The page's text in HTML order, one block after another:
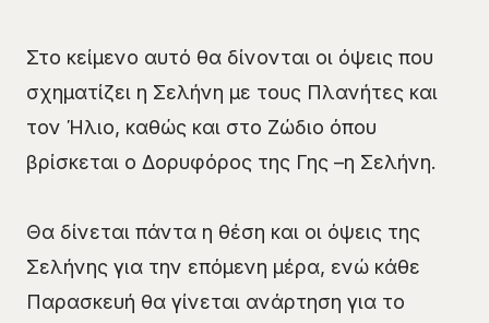
Στο κείμενο αυτό θα δίνονται οι όψεις που
σχηματίζει η Σελήνη με τους Πλανήτες και
τον Ήλιο, καθώς και στο Ζώδιο όπου
βρίσκεται ο Δορυφόρος της Γης –η Σελήνη.
Θα δίνεται πάντα η θέση και οι όψεις της
Σελήνης για την επόμενη μέρα, ενώ κάθε
Παρασκευή θα γίνεται ανάρτηση για το